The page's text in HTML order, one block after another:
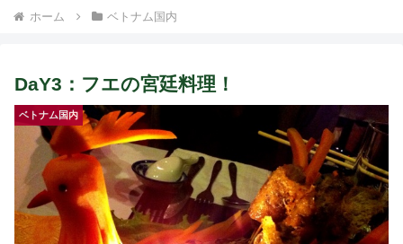
ホーム ベトナム国内
DaY3：フエの宮廷料理！
ベトナム国内